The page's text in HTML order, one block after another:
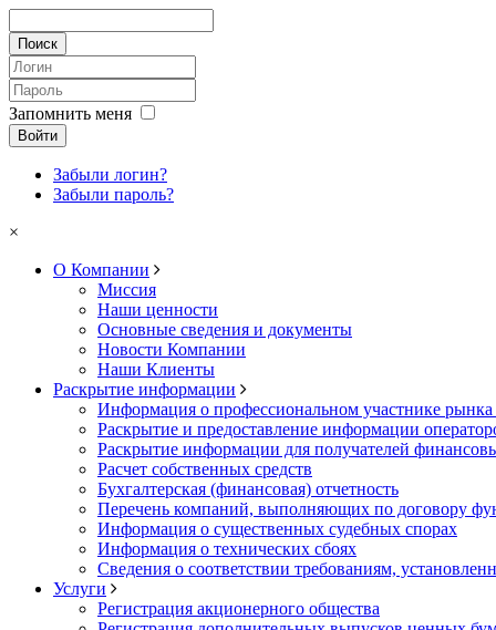
Запомнить меня
Войти
Забыли логин?
Забыли пароль?
×
О Компании
Миссия
Наши ценности
Основные сведения и документы
Новости Компании
Наши Клиенты
Раскрытие информации
Информация о профессиональном участнике
Раскрытие и предоставление информации
Раскрытие информации для получателей
Расчет собственных средств
Бухгалтерская (финансовая) отчетность
Перечень компаний, выполняющих по договору
Информация о существенных судебных спорах
Информация о технических сбоях
Сведения о соответствии требованиям,
Услуги
Регистрация акционерного общества